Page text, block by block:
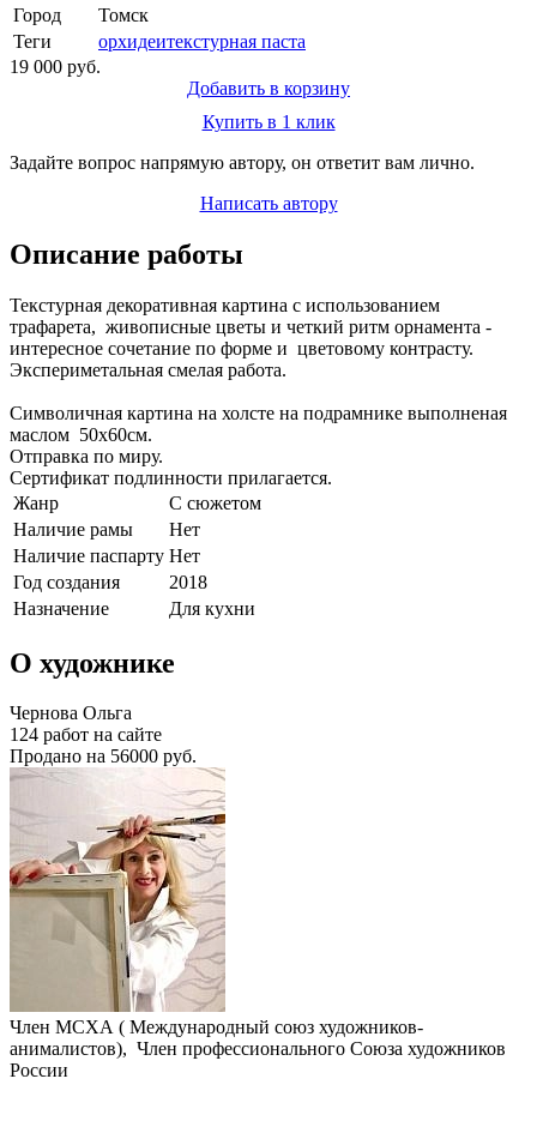
Город
Томск
Теги
орхидеитекстурная паста
19 000 руб.
Добавить в корзину
Купить в 1 клик
Задайте вопрос напрямую автору, он ответит вам лично.
Написать автору
Описание работы
Текстурная декоративная картина с использованием
трафарета, живописные цветы и четкий ритм орнамента -
интересное сочетание по форме и цветовому контрасту.
Экспериметальная смелая работа.
Символичная картина на холсте на подрамнике выполненая
маслом 50х60см.
Отправка по миру.
Сертификат подлинности прилагается.
Жанр
С сюжетом
Наличие рамы
Нет
Наличие паспарту Нет
Год создания
2018
Назначение
Для кухни
О художнике
Чернова Ольга
124 работ на сайте
Продано на 56000 руб.
Член МСХА ( Международный союз художников-
анималистов), Член профессионального Союза художников
России